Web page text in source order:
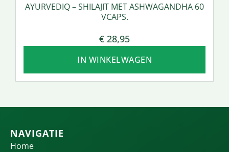
AYURVEDIQ – SHILAJIT MET ASHWAGANDHA 60
VCAPS.
€ 28,95
IN WINKELWAGEN
NAVIGATIE
Home